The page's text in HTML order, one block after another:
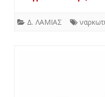
Δ. ΛΑΜΙΑΣ